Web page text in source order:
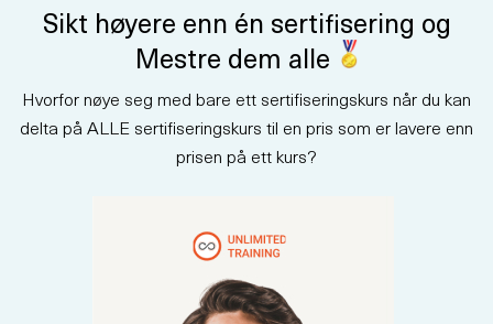
forretningsprosesser.
Programmet blander
lederstrategi med casestudier
hjelpe deg med å lede KI-
initiativer med klarhet og
selvtillit. Etter fullført kurs vil du
være forberedt på å ta AB-731-
Sikt høyere enn én sertifisering og
Mestre dem alle
Hvorfor nøye seg med bare ett sertifiseringskurs når du kan
delta på ALLE sertifiseringskurs til en pris som er lavere enn
prisen på ett kurs?